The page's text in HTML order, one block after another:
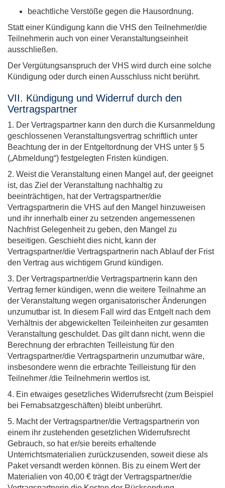
beachtliche Verstöße gegen die Hausordnung.
Statt einer Kündigung kann die VHS den Teilnehmer/die
Teilnehmerin auch von einer Veranstaltungseinheit
ausschließen.
Der Vergütungsanspruch der VHS wird durch eine solche
Kündigung oder durch einen Ausschluss nicht berührt.
VII. Kündigung und Widerruf durch den
Vertragspartner
1. Der Vertragspartner kann den durch die Kursanmeldung
geschlossenen Veranstaltungsvertrag schriftlich unter
Beachtung der in der Entgeltordnung der VHS unter § 5
(„Abmeldung“) festgelegten Fristen kündigen.
2. Weist die Veranstaltung einen Mangel auf, der geeignet
ist, das Ziel der Veranstaltung nachhaltig zu
beeinträchtigen, hat der Vertragspartner/die
Vertragspartnerin die VHS auf den Mangel hinzuweisen
und ihr innerhalb einer zu setzenden angemessenen
Nachfrist Gelegenheit zu geben, den Mangel zu
beseitigen. Geschieht dies nicht, kann der
Vertragspartner/die Vertragspartnerin nach Ablauf der Frist
den Vertrag aus wichtigem Grund kündigen.
3. Der Vertragspartner/die Vertragspartnerin kann den
Vertrag ferner kündigen, wenn die weitere Teilnahme an
der Veranstaltung wegen organisatorischer Änderungen
unzumutbar ist. In diesem Fall wird das Entgelt nach dem
Verhältnis der abgewickelten Teileinheiten zur gesamten
Veranstaltung geschuldet. Das gilt dann nicht, wenn die
Berechnung der erbrachten Teilleistung für den
Vertragspartner/die Vertragspartnerin unzumutbar wäre,
insbesondere wenn die erbrachte Teilleistung für den
Teilnehmer /die Teilnehmerin wertlos ist.
4. Ein etwaiges gesetzliches Widerrufsrecht (zum Beispiel
bei Fernabsatzgeschäften) bleibt unberührt.
5. Macht der Vertragspartner/die Vertragspartnerin von
einem ihr zustehenden gesetzlichen Widerrufsrecht
Gebrauch, so hat er/sie bereits erhaltende
Unterrichtsmaterialien zurückzusenden, soweit diese als
Paket versandt werden können. Bis zu einem Wert der
Materialien von 40,00 € trägt der Vertragspartner/die